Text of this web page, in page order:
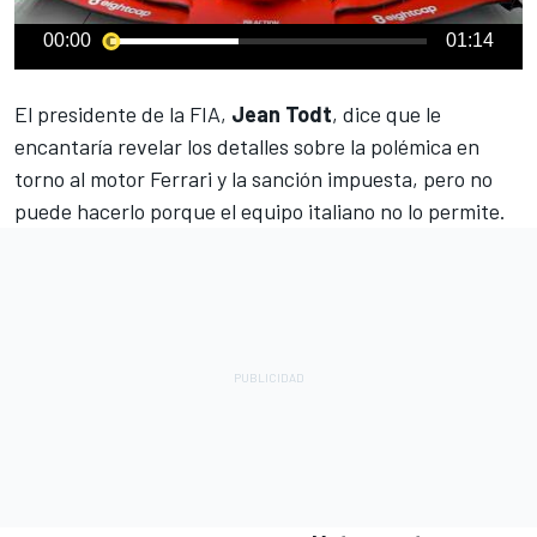
00:00 01:14
El presidente de la FIA, Jean Todt, dice que le
encantaría revelar los detalles sobre la polémica en
torno al motor Ferrari y la sanción impuesta, pero no
puede hacerlo porque el equipo italiano no lo permite.